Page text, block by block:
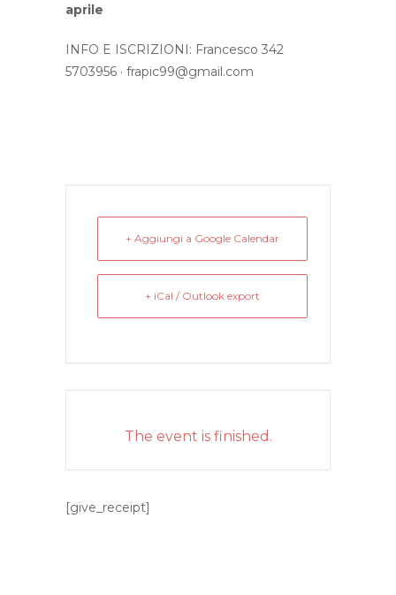
aprile
INFO E ISCRIZIONI: Francesco 342
5703956 · frapic99@gmail.com
+ Aggiungi a Google Calendar
+ iCal / Outlook export
The event is finished.
[give_receipt]